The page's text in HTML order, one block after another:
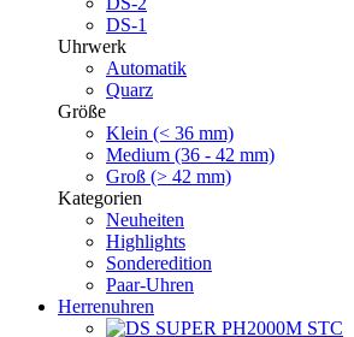
DS-1
Uhrwerk
Automatik
Quarz
Größe
Klein (< 36 mm)
Medium (36 - 42 mm)
Groß (> 42 mm)
Kategorien
Neuheiten
Highlights
Sonderedition
Paar-Uhren
Herrenuhren